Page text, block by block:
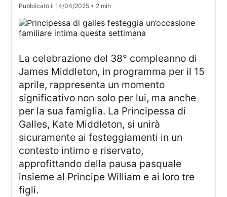
Pubblicato il14/04/2025 • 2 min
La celebrazione del 38° compleanno di
James Middleton, in programma per il 15
aprile, rappresenta un momento
significativo non solo per lui, ma anche
per la sua famiglia. La Principessa di
Galles, Kate Middleton, si unirà
sicuramente ai festeggiamenti in un
contesto intimo e riservato,
approfittando della pausa pasquale
insieme al Principe William e ai loro tre
figli.